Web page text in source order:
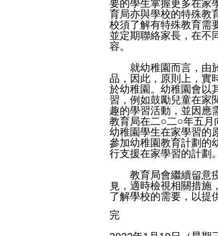
要的學生掌握更多在家
育局亦與學校的特殊教
校須了解有特殊教育需
並定期聯絡家長，在不
容。
就幼稚園而言，由於
品，因此，原則上，實
於幼稚園。幼稚園會以
習，例如鼓勵兒童在家
趣的學習活動，並因應
教育局在二○二○年五月
幼稚園學生在家學習的
參加幼稚園教育計劃的
行支援在家學習的計劃
教育局會繼續留意疫
見，適時檢視相關措施
了解學校的需要，以提
完